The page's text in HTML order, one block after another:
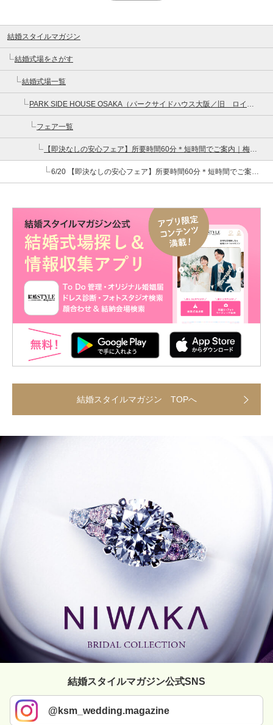
結婚スタイルマガジン
結婚式場をさがす
結婚式場一覧
PARK SIDE HOUSE OSAKA（パークサイドハウス大阪／旧 ロイヤルガーデン大阪梅田）
フェア一覧
【即決なしの安心フェア】所要時間60分＊短時間でご案内｜梅田貸切邸宅
6/20 【即決なしの安心フェア】所要時間60分＊短時間でご案内｜梅田貸切邸宅
結婚スタイルマガジン TOPへ
結婚スタイルマガジン公式SNS
@ksm_wedding.magazine